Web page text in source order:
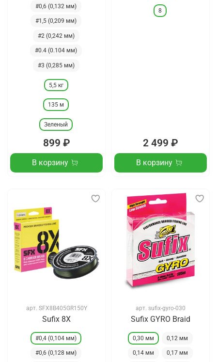
#0,6 (0,132 мм)
#1,5 (0,209 мм)
#2 (0,242 мм)
#0.4 (0.104 мм)
#3 (0,285 мм)
5,5 кг
135 м
Зеленый
899 ₽
В корзину
8
2 499 ₽
В корзину
арт. SFX8B405GR150Y
Sufix 8X
#0,4 (0,104 мм)
#0,6 (0,128 мм)
арт. sufix-gyro-030
Sufix GYRO Braid
0,30 мм 0,12 мм
0,14 мм 0,17 мм